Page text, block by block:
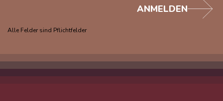
Alle Felder sind Pflichtfelder
ANMELDEN